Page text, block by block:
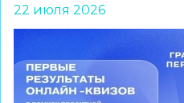
конкурса
22 июля 2026